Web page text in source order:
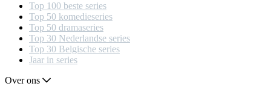
Top 100 beste series
Top 50 komedieseries
Top 50 dramaseries
Top 30 Nederlandse series
Top 30 Belgische series
Jaar in series
Over ons